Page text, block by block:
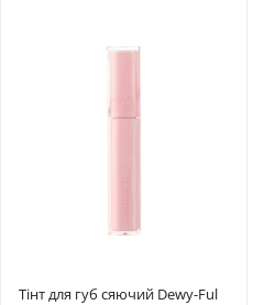
Тінт для губ сяючий Dewy-Ful